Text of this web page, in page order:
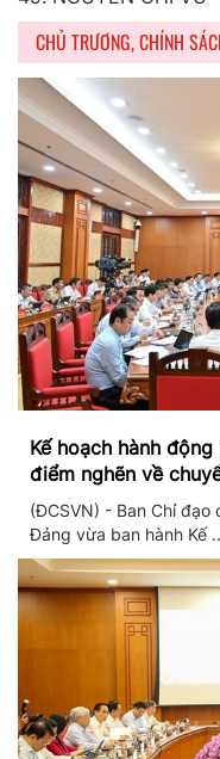
CHỦ TRƯƠNG, CHÍNH
Kế hoạch hành
điểm nghẽn về
Đảng
(ĐCSVN) - Ban Chỉ
Đảng vừa ban hành Kế